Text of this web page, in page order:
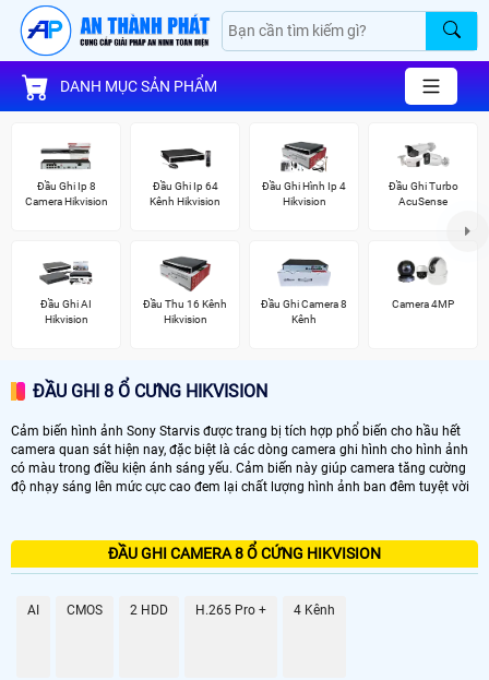
DANH MỤC SẢN PHẨM
Đầu Ghi Ip 8
Camera Hikvision
Đầu Ghi Ip 64
Kênh Hikvision
Đầu Ghi Hình Ip 4
Hikvision
Đầu Ghi Turbo
AcuSense
Đầu Ghi AI
Hikvision
Đầu Thu 16 Kênh
Hikvision
Đầu Ghi Camera 8
Kênh
Camera 4MP
ĐẦU GHI 8 Ổ CƯNG HIKVISION
Cảm biến hình ảnh Sony Starvis được trang bị tích hợp phổ biến cho hầu hết
camera quan sát hiện nay, đặc biệt là các dòng camera ghi hình cho hình ảnh
có màu trong điều kiện ánh sáng yếu. Cảm biến này giúp camera tăng cường
độ nhạy sáng lên mức cực cao đem lại chất lượng hình ảnh ban đêm tuyệt vời
ĐẦU GHI CAMERA 8 Ổ CỨNG HIKVISION
AI CMOS 2 HDD H.265 Pro + 4 Kênh